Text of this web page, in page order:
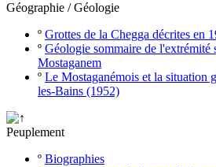
Géographie / Géologie
º Grottes de la Chegga décrites en
º Géologie sommaire de l'extrémité
Mostaganem
º Le Mostaganémois et la situation
les-Bains (1952)
Peuplement
º Biographies